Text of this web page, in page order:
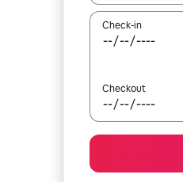
Check-in
Checkout